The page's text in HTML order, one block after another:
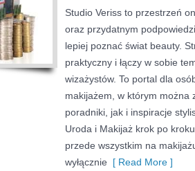
Studio Veriss to przestrzeń
oraz przydatnym
lepiej poznać świat beauty.
praktyczny i łączy w sobie
wizażystów. To portal dla
makijażem, w którym można
poradniki, jak i inspiracje
Uroda i Makijaż krok po
przede wszystkim na
wyłącznie [ Read More ]